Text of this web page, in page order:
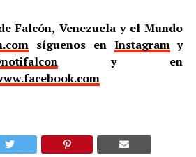
Falcón, Venezuela y el Mundo
síguenos en Instagramy
y en